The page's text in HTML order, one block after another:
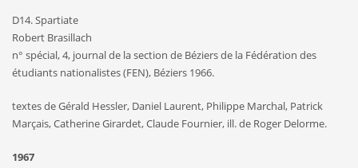
D14. Spartiate
Robert Brasillach
n° spécial, 4, journal de la section de Béziers de la Fédération des
étudiants nationalistes (FEN), Béziers 1966.
textes de Gérald Hessler, Daniel Laurent, Philippe Marchal, Patrick
Marçais, Catherine Girardet, Claude Fournier, ill. de Roger Delorme.
1967